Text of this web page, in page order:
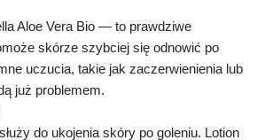
Aloe Vera Bio — to prawdziwe
skórze szybciej się odnowić po
uczucia, takie jak zaczerwienienia lub
już problemem.
do ukojenia skóry po goleniu. Lotion